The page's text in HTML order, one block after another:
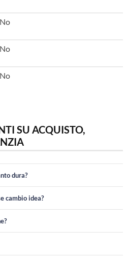
No
No
No
SU ACQUISTO,
dura?
cambio idea?